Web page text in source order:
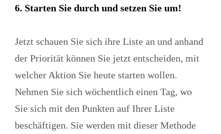
6. Starten Sie durch und setzen Sie um!
Jetzt schauen Sie sich ihre Liste an und anhand
der Priorität können Sie jetzt entscheiden, mit
welcher Aktion Sie heute starten wollen.
Nehmen Sie sich wöchentlich einen Tag, wo
Sie sich mit den Punkten auf Ihrer Liste
beschäftigen. Sie werden mit dieser Methode